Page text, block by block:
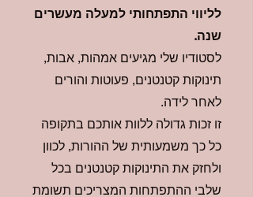
לליווי התפתחותי למעלה מעשרים
שנה.
לסטודיו שלי מגיעים אמהות, אבות,
תינוקות קטנטנים, פעוטות והורים
לאחר לידה.
זו זכות גדולה ללוות אותכם בתקופה
כל כך משמעותית של ההורות, לכוון
ולחזק את התינוקות קטנטנים בכל
שלבי ההתפתחות המצריכים תשומת